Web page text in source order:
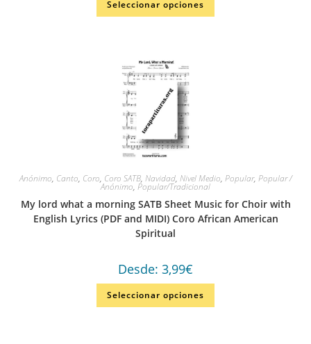
Seleccionar opciones
Anónimo, Canto, Coro, Coro SATB, Navidad, Nivel Medio, Popular, Popular /
Anónimo, Popular/Tradicional
My lord what a morning SATB Sheet Music for Choir with
English Lyrics (PDF and MIDI) Coro African American
Spiritual
Desde: 3,99€
Seleccionar opciones